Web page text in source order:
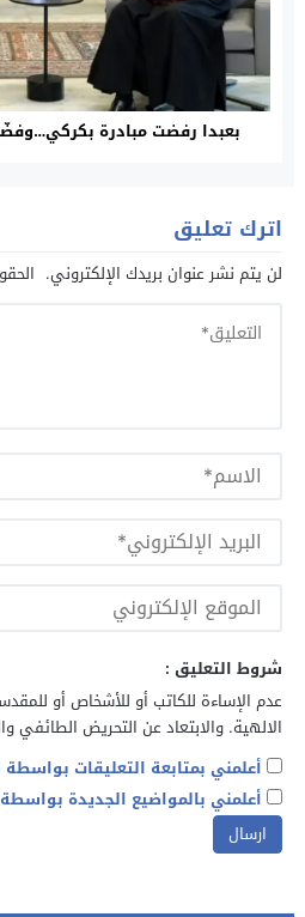
بعبدا رفضت مبادرة
اترك تعليق
لن يتم نشر عنوان بريدك الإلكتروني.
شروط التعليق :
عدم الإساءة للكاتب أو للأشخاص أو
الالهية. والابتعاد عن التحريض الطائفي
أعلمني بمتابعة التعليقات بواسطة
أعلمني بالمواضيع الجديدة بواسطة